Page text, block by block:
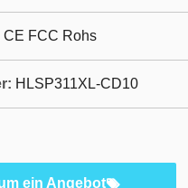
CE FCC Rohs
HLSP311XL-CD10
ein Angebot